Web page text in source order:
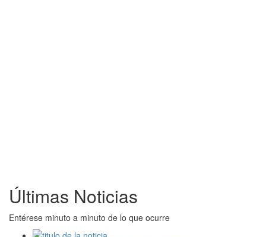
Últimas Noticias
Entérese minuto a minuto de lo que ocurre